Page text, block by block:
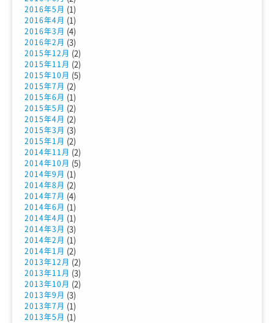
2016年5月 (1)
2016年4月 (1)
2016年3月 (4)
2016年2月 (3)
2015年12月 (2)
2015年11月 (2)
2015年10月 (5)
2015年7月 (2)
2015年6月 (1)
2015年5月 (2)
2015年4月 (2)
2015年3月 (3)
2015年1月 (2)
2014年11月 (2)
2014年10月 (5)
2014年9月 (1)
2014年8月 (2)
2014年7月 (4)
2014年6月 (1)
2014年4月 (1)
2014年3月 (3)
2014年2月 (1)
2014年1月 (2)
2013年12月 (2)
2013年11月 (3)
2013年10月 (2)
2013年9月 (3)
2013年7月 (1)
2013年5月 (1)